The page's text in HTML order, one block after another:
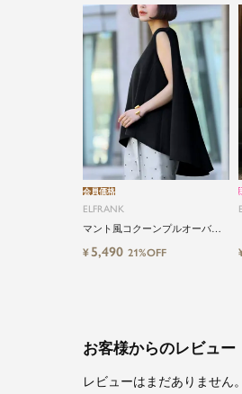
ELFRANK
マント風コクーンプルオーバー
Washable
会員価格
¥5,490 21%OFF
お客様からのレビュー
レビューはまだありません